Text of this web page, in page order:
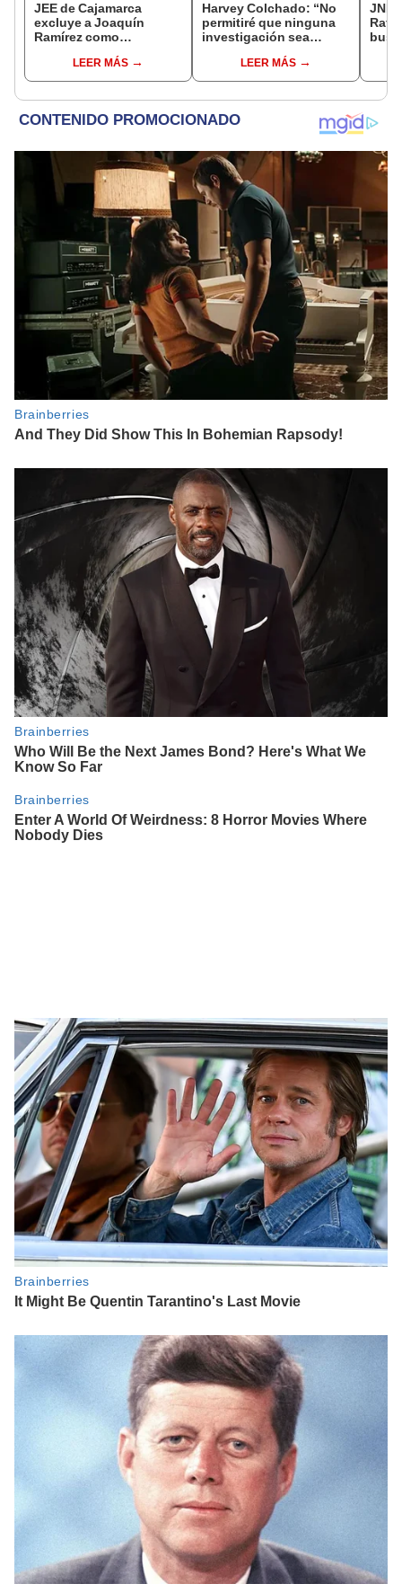
JEE de Cajamarca
excluye a Joaquín
Ramírez como
regional por ocultar
sentencia
LEER MÁS
Harvey Colchado: “No
permitiré que ninguna
investigación sea
política”LEER MÁS
JNE